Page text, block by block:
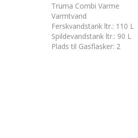
Truma Combi Varme
Varmtvand
Ferskvandstank ltr.: 110 L
Spildevandstank ltr.: 90 L
Plads til Gasflasker: 2